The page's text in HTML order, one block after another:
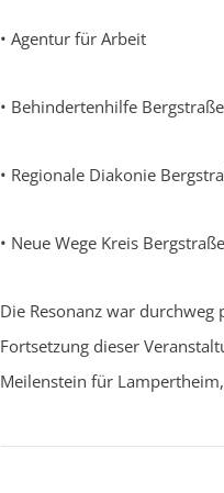
• Agentur für Arbeit
• Behindertenhilfe
• Regionale Diakonie
• Neue Wege Kreis
Die Resonanz war
Fortsetzung dieser
Meilenstein für